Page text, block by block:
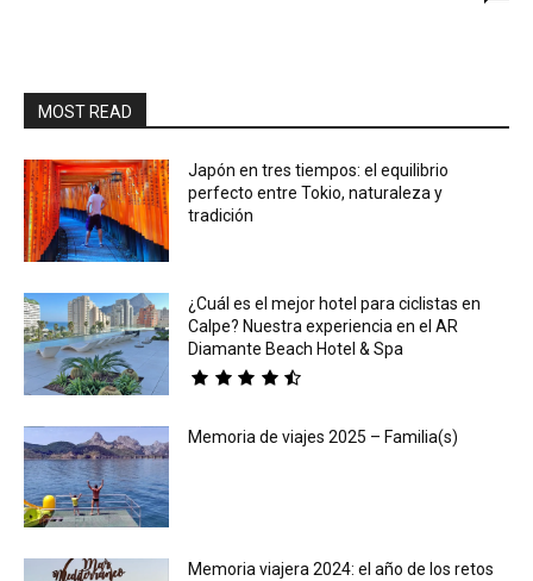
MOST READ
Japón en tres tiempos: el equilibrio
perfecto entre Tokio, naturaleza y
tradición
¿Cuál es el mejor hotel para ciclistas en
Calpe? Nuestra experiencia en el AR
Diamante Beach Hotel & Spa
Memoria de viajes 2025 – Familia(s)
Memoria viajera 2024: el año de los retos